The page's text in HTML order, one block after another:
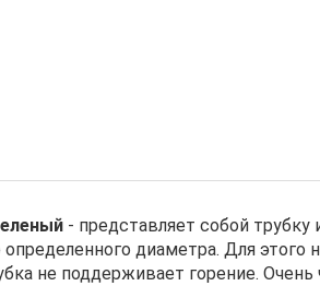
- представляет собой
диаметра. Для этого
не поддерживает горение. Очень